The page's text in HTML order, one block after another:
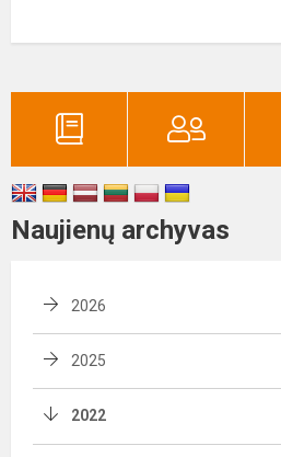
Naujienų archyvas
2026
2025
2022